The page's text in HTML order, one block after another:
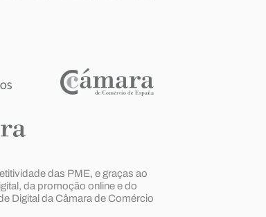
das PME, e graças ao
da promoção online e do
Digital da Câmara de Comércio